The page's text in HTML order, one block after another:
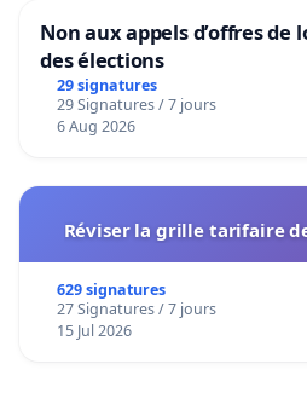
Non aux appels d’offres
des élections
29 signatures
29 Signatures / 7 jours
6 Aug 2026
Réviser la grille tarifaire
629 signatures
27 Signatures / 7 jours
15 Jul 2026